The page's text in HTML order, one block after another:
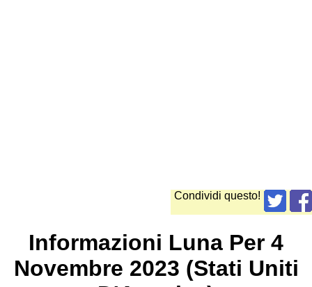
Condividi questo!
Informazioni Luna Per 4
Novembre 2023 (Stati Uniti